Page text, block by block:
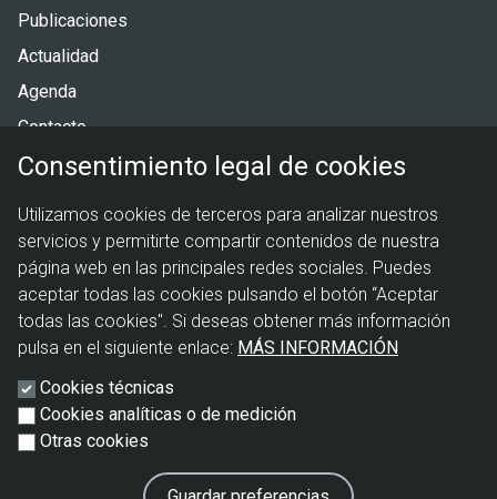
de
Publicaciones
Actualidad
Agenda
Contacto
legal
Política de cookies
Aviso legal
Consentimiento legal de cookies
Utilizamos cookies de terceros para analizar nuestros
servicios y permitirte compartir contenidos de nuestra
página web en las principales redes sociales. Puedes
aceptar todas las cookies pulsando el botón “Aceptar
todas las cookies". Si deseas obtener más información
pulsa en el siguiente enlace: MÁS INFORMACIÓN
Cookies técnicas
Cookies analíticas o de medición
Otras cookies